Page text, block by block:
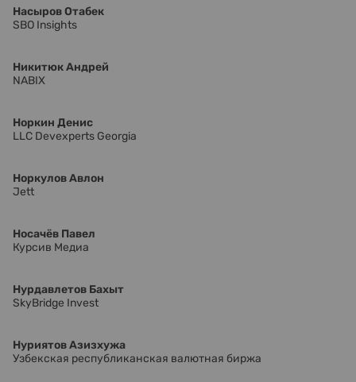
Насыров Отабек
SBO Insights
Никитюк Андрей
NABIX
Норкин Денис
LLC Devexperts Georgia
Норкулов Авлон
Jett
Носачёв Павел
Курсив Медиа
Нурдавлетов Бахыт
SkyBridge Invest
Нуриятов Азизхужа
Узбекская республиканская валютная биржа